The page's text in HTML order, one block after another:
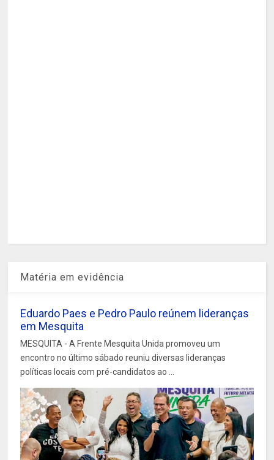
Matéria em evidência
Eduardo Paes e Pedro Paulo reúnem lideranças
em Mesquita
MESQUITA - A Frente Mesquita Unida promoveu um
encontro no último sábado reuniu diversas lideranças
políticas locais com pré-candidatos ao ...